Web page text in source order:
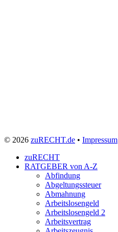
© 2026 zuRECHT.de • Impressum
zuRECHT
RATGEBER von A-Z
Abfindung
Abgeltungssteuer
Abmahnung
Arbeitslosengeld
Arbeitslosengeld 2
Arbeitsvertrag